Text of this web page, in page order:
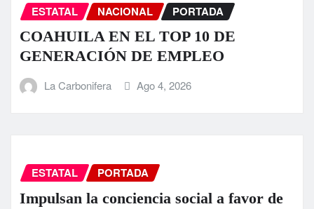
ESTATAL NACIONAL PORTADA
COAHUILA EN EL TOP 10 DE
GENERACIÓN DE EMPLEO
La Carbonifera Ago 4, 2026
ESTATAL PORTADA
Impulsan la conciencia social a favor de